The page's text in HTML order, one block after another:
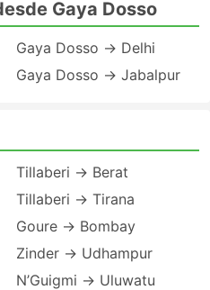
Gaya Dosso
Gaya Dosso → Delhi
Gaya Dosso → Jabalpur
Tillaberi → Berat
Tillaberi → Tirana
Goure → Bombay
Zinder → Udhampur
N’Guigmi → Uluwatu